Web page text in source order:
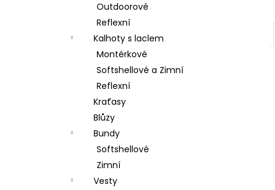
Outdoorové
Reflexní
Kalhoty s laclem
Montérkové
Softshellové a Zimní
Reflexní
Kraťasy
Blůzy
Bundy
Softshellové
Zimní
Vesty